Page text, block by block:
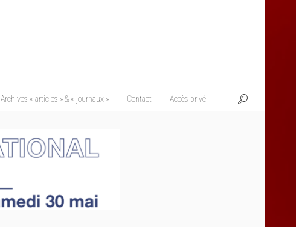
Archives « articles » & « journaux » Contact Accès privé